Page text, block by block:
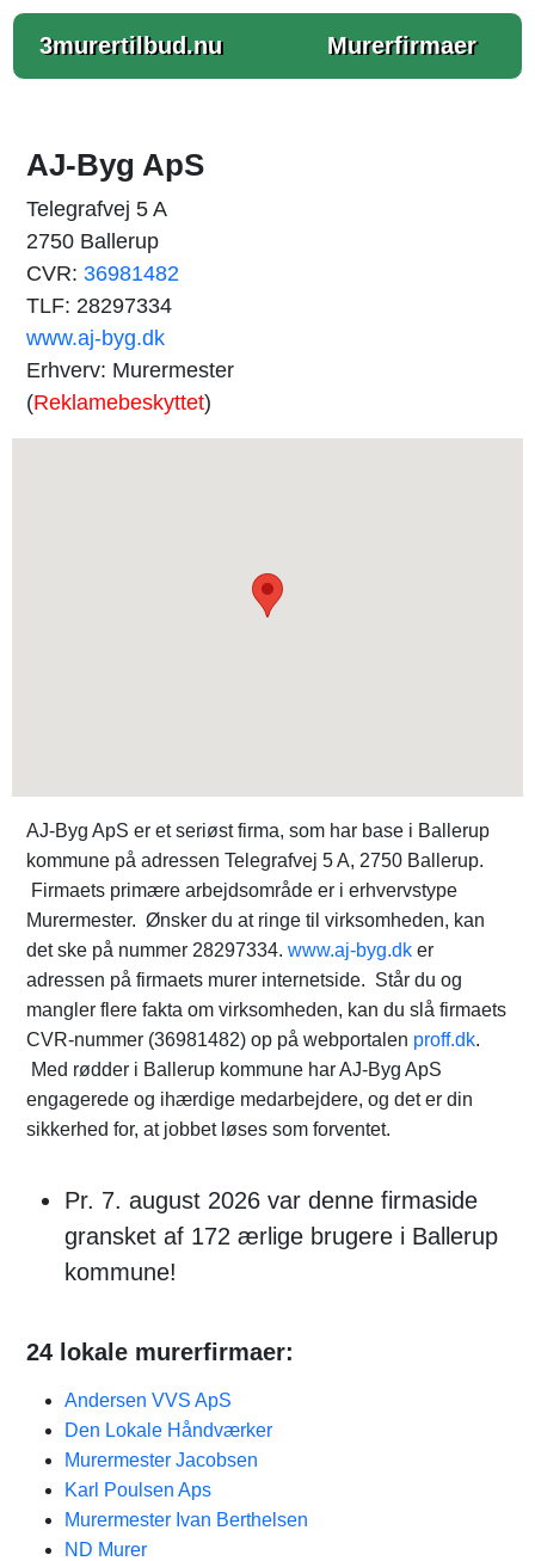
3murertilbud.nu Murerfirmaer
AJ-Byg ApS
Telegrafvej 5 A
2750 Ballerup
CVR: 36981482
TLF: 28297334
www.aj-byg.dk
Erhverv: Murermester
(Reklamebeskyttet)
AJ-Byg ApS er et seriøst firma, som har base i Ballerup
kommune på adressen Telegrafvej 5 A, 2750 Ballerup.
Firmaets primære arbejdsområde er i erhvervstype
Murermester. Ønsker du at ringe til virksomheden, kan
det ske på nummer 28297334. www.aj-byg.dk er
adressen på firmaets murer internetside. Står du og
mangler flere fakta om virksomheden, kan du slå firmaets
CVR-nummer (36981482) op på webportalen proff.dk.
Med rødder i Ballerup kommune har AJ-Byg ApS
engagerede og ihærdige medarbejdere, og det er din
sikkerhed for, at jobbet løses som forventet.
Pr. 7. august 2026 var denne firmaside
gransket af 172 ærlige brugere i Ballerup
kommune!
24 lokale murerfirmaer:
Andersen VVS ApS
Den Lokale Håndværker
Murermester Jacobsen
Karl Poulsen Aps
Murermester Ivan Berthelsen
ND Murer